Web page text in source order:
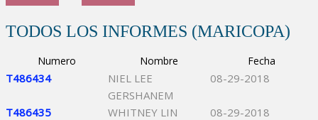
TODOS LOS INFORMES (MARICOPA)
Numero Nombre Fecha
T486434
NIEL LEE
GERSHANEM
08-29-2018
T486435
WHITNEY LIN
08-29-2018